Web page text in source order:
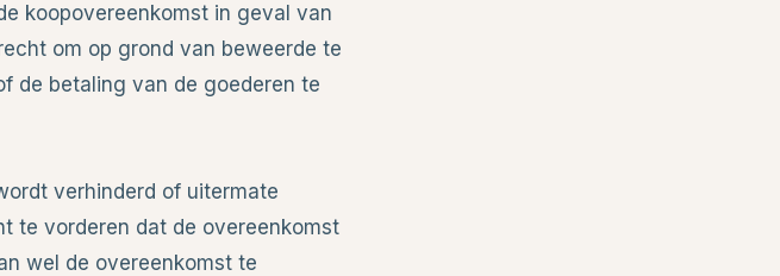
koopovereenkomst in geval van
om op grond van beweerde te
de betaling van de goederen te
verhinderd of uitermate
te vorderen dat de overeenkomst
wel de overeenkomst te